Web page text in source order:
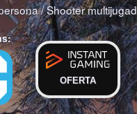
/Shooter
OFERTA